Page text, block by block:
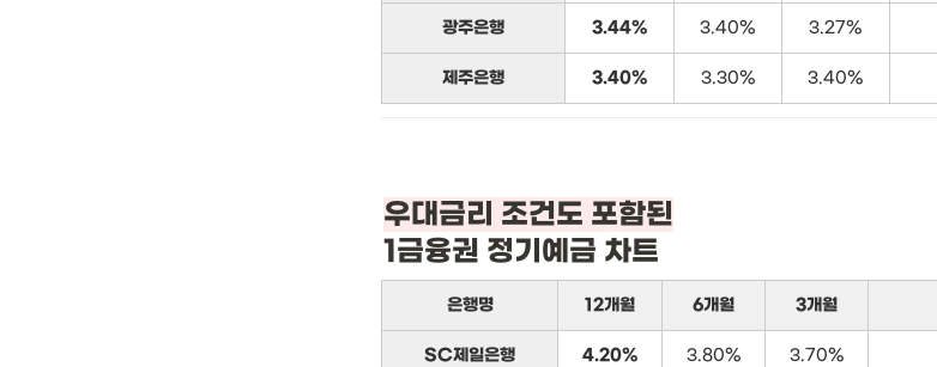
광주은행 3.44% 3.40% 3.27%
제주은행 3.40% 3.30% 3.40%
1금융권 정기예금 차트
은행명 12개월 6개월 3개월
SC제일은행 4.20% 3.80% 3.70%